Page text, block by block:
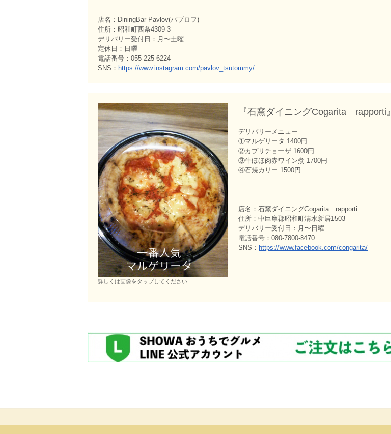
店名：DiningBar Pavlov(パブロフ)
住所：昭和町西条4309-3
デリバリー受付日：月〜土曜
定休日：日曜
電話番号：055-225-6224
SNS： https://www.instagram.com/pavlov_tsutommy/
詳しくは画像をタップしてください
『石窯ダイニングCogarita rapporti』
デリバリーメニュー
①マルゲリータ 1400円
②カプリチョーザ 1600円
③牛ほほ肉赤ワイン煮 1700円
④石焼カリー 1500円
店名：石窯ダイニングCogarita rapporti
住所：中巨摩郡昭和町清水新居1503
デリバリー受付日：月〜日曜
電話番号：080-7800-8470
SNS： https://www.facebook.com/congarita/